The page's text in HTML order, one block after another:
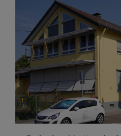
Schule,
Fassadengestaltung